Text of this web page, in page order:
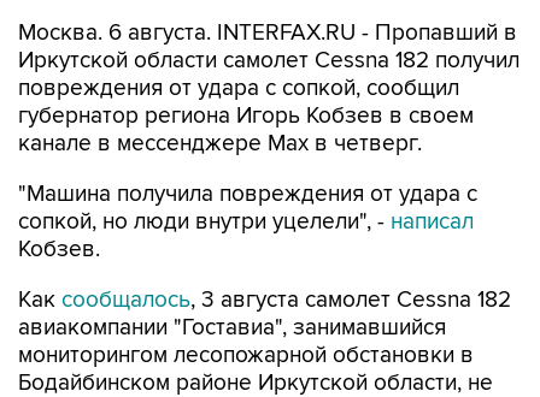
Москва. 6 августа. INTERFAX.RU - Пропавший в
Иркутской области самолет Cessna 182 получил
повреждения от удара с сопкой, сообщил
губернатор региона Игорь Кобзев в своем
канале в мессенджере Мах в четверг.
"Машина получила повреждения от удара с
сопкой, но люди внутри уцелели", - написал
Кобзев.
Как сообщалось, 3 августа самолет Cessna 182
авиакомпании "Гоставиа", занимавшийся
мониторингом лесопожарной обстановки в
Бодайбинском районе Иркутской области, не